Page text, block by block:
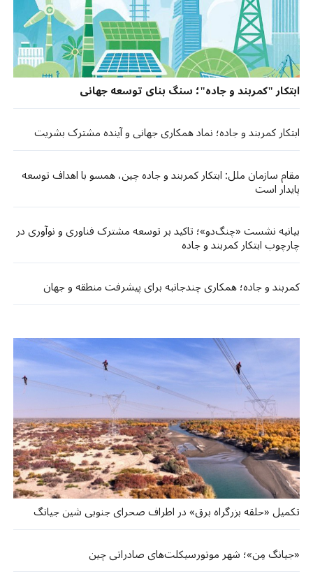
ابتکار "کمربند و جاده"؛ سنگ بنای توسعه جهانی
ابتکار کمربند و جاده؛ نماد همکاری جهانی و آینده مشترک بشریت
مقام سازمان ملل: ابتکار کمربند و جاده چین، همسو با اهداف توسعه
پایدار است
بیانیه نشست «چنگ‌دو»؛ تاکید بر توسعه مشترک فناوری و نوآوری در
چارچوب ابتکار کمربند و جاده​​
کمربند و جاده؛ همکاری چندجانبه برای پیشرفت منطقه و جهان
تکمیل «حلقه بزرگراه برق» در اطراف صحرای جنوبی شین جیانگ
«جیانگ ‌مِن»؛ شهر موتورسیکلت‌های صادراتی چین